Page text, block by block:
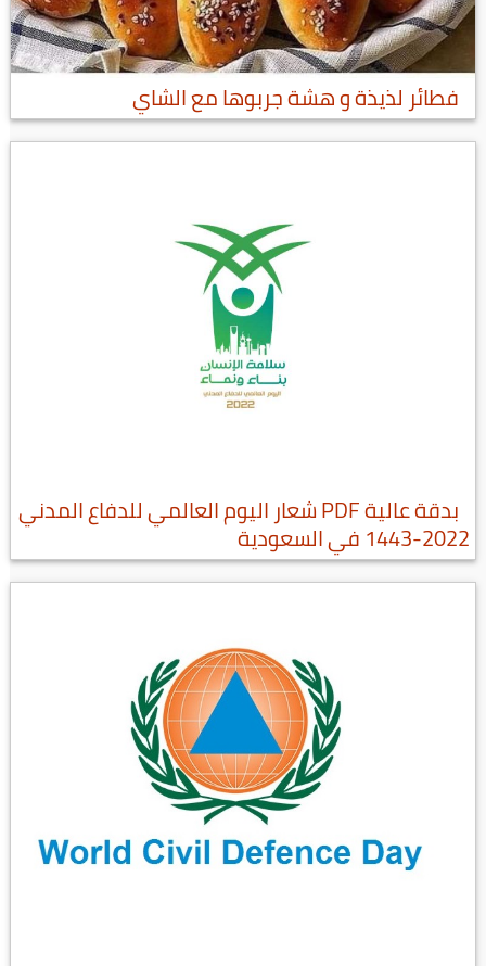
فطائر لذيذة و هشة جربوها مع الشاي
بدقة عالية PDF شعار اليوم العالمي للدفاع المدني
2022-1443 في السعودية